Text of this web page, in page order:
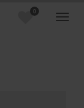
0